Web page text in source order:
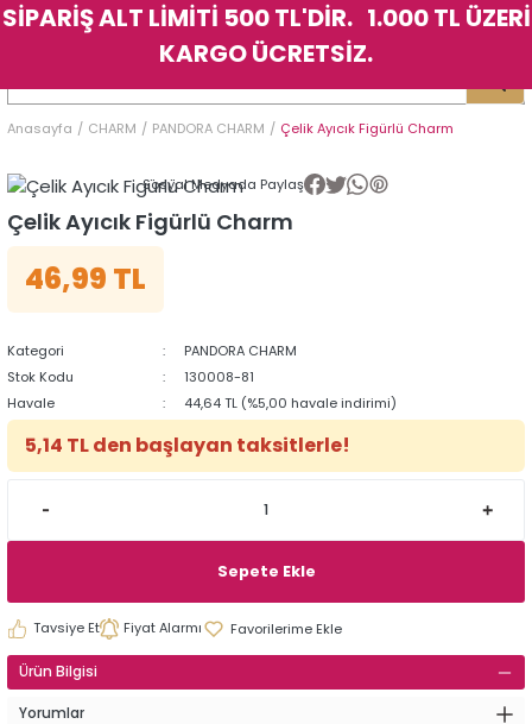
Geri Dön
Geri Dön
Geri Dön
Geri Dön
Geri Dön
Geri Dön
Anasayfa CHARM PANDORA CHARM Çelik Ayıcık Figürlü Charm
Sosyal Medyada Paylaş
Çelik Ayıcık Figürlü Charm
46,99 TL
Kategori
PANDORA CHARM
Stok Kodu
130008-81
Havale
44,64 TL (%5,00 havale indirimi)
5,14 TL den başlayan taksitlerle!
Sepete Ekle
Tavsiye Et Fiyat Alarmı
Ürün Bilgisi
Yorumlar
Geri Dön
Geri Dön
Geri Dön
Geri Dön
Geri Dön
Geri Dön
SİPARİŞ ALT LİMİTİ 500 TL'DİR. 1.000 TL ÜZERİ
KARGO ÜCRETSİZ.